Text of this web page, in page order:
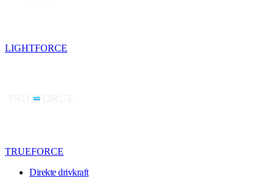
LIGHTFORCE
TRUEFORCE
Direkte drivkraft